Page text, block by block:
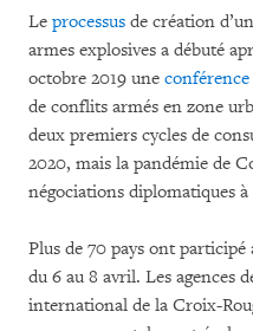
Le processus de création
armes explosives a débuté
octobre 2019 une conférence
de conflits armés en zone
deux premiers cycles de
2020, mais la pandémie de
négociations diplomatiques à
Plus de 70 pays ont
du 6 au 8 avril. Les agences
international de la Croix-